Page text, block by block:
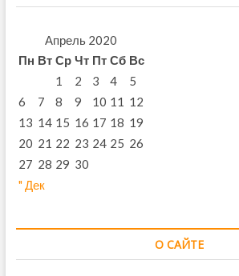
Апрель 2020
Пн Вт Ср Чт Пт Сб Вс
" Дек
1 2 3 4
5
6
7 8 9 10 11 12
13 14 15 16 17 18 19
20 21 22 23 24 25 26
27 28 29 30
О САЙТЕ